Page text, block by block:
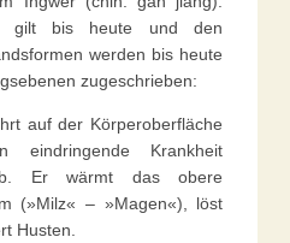
gilt bis heute und den
werden bis heute
zugeschrieben:
auf der Körperoberfläche
Krankheit
Er wärmt das obere
(»Milz« – »Magen«), löst
Husten.